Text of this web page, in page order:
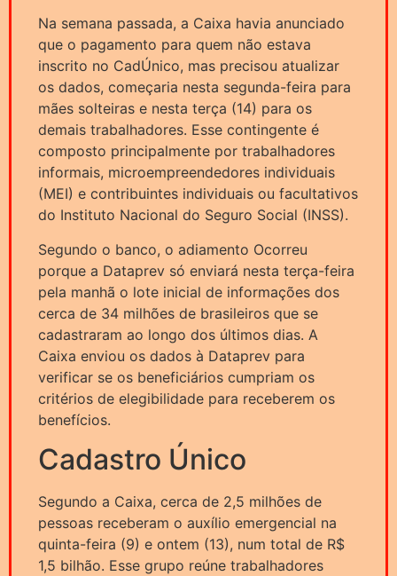
Na semana passada, a Caixa havia anunciado
que o pagamento para quem não estava
inscrito no CadÚnico, mas precisou atualizar
os dados, começaria nesta segunda-feira para
mães solteiras e nesta terça (14) para os
demais trabalhadores. Esse contingente é
composto principalmente por trabalhadores
informais, microempreendedores individuais
(MEI) e contribuintes individuais ou facultativos
do Instituto Nacional do Seguro Social (INSS).
Segundo o banco, o adiamento Ocorreu
porque a Dataprev só enviará nesta terça-feira
pela manhã o lote inicial de informações dos
cerca de 34 milhões de brasileiros que se
cadastraram ao longo dos últimos dias. A
Caixa enviou os dados à Dataprev para
verificar se os beneficiários cumpriam os
critérios de elegibilidade para receberem os
benefícios.
Cadastro Único
Segundo a Caixa, cerca de 2,5 milhões de
pessoas receberam o auxílio emergencial na
quinta-feira (9) e ontem (13), num total de R$
1,5 bilhão. Esse grupo reúne trabalhadores